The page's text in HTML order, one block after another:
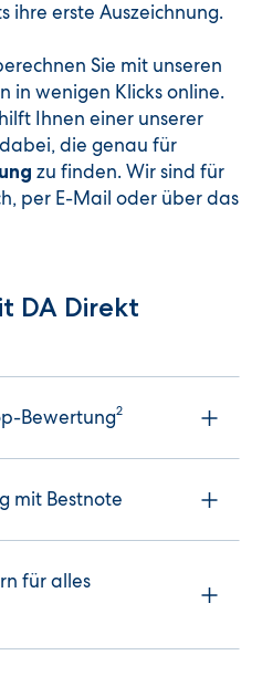
ihre erste Auszeichnung.
Sie mit unseren
in wenigen Klicks online.
Ihnen einer unserer
die genau für
zu finden. Wir sind für
per E-Mail oder über das
DA Direkt
Bewertung2
mit Bestnote
für alles